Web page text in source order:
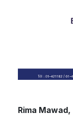
Rima Mawad,